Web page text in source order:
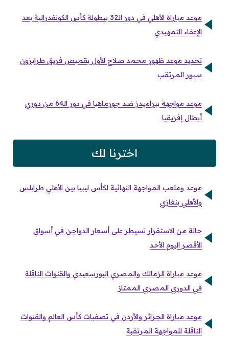
موعد مباراة الأهلي في دور الـ32 ببطولة كأس الكونفدرالية بعد
الإعفاء التمهيدي
تحديد موعد ظهور محمد صلاح الأول بقميص فريق طرابزون
سبور المرتقب
موعد مواجهة بيراميدز ضد جورماهيا في دور الـ64 من دوري
أبطال إفريقيا
اخترنا لك
موعد وملعب المواجهة النهائية لكأس ليبيا بين الأهلي طرابلس
والأهلي بنغازي
حالة من الاستقرار تسيطر على أسعار الدواجن في أسواق
الأقصر اليوم الأحد
موعد مباراة الزمالك والمصري البورسعيدي والقنوات الناقلة
في الدوري المصري الممتاز
موعد مباراة الجزائر والأردن في تصفيات كأس العالم والقنوات
الناقلة للمواجهة المرتقبة